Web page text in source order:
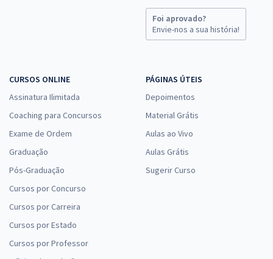
Foi aprovado?
Envie-nos a sua história!
CURSOS ONLINE
Assinatura Ilimitada
Coaching para Concursos
Exame de Ordem
Graduação
Pós-Graduação
Cursos por Concurso
Cursos por Carreira
Cursos por Estado
Cursos por Professor
PÁGINAS ÚTEIS
Depoimentos
Material Grátis
Aulas ao Vivo
Aulas Grátis
Sugerir Curso